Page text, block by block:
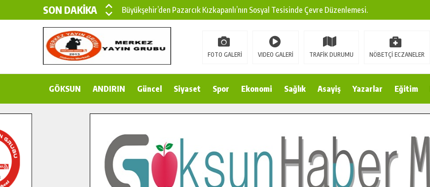
SON DAKİKA
Büyükşehir’den Pazarcık Kızkapanlı’nın Sosyal Tesisinde Çevre Düzenlemesi.
Büyükşehir’den Pazarcık Kırsalına Modern Ulaşım Yatırımı.
Çin’den KSÜ’ye Uluslararası Başarı: Edinilen Bilgi Türk Tarımına Katkı Sağlayacak.
Gençler Pusula Maraş Kampında Yeni Medya ve Fotoğrafçılığı Keşfetti.
İlçe Jandarma Komutanı Karakaya’dan Başkan Cüce’ye Veda Ziyareti.
Bertiz’in Yeni Köprüsünde Sona Doğru.
FOTO GALERİ VIDEO GALERİ TRAFİK DURUMU NÖBETÇİ ECZANELER
GÖKSUN ANDIRIN Güncel Siyaset Spor Ekonomi Sağlık Asayiş Yazarlar Eğitim